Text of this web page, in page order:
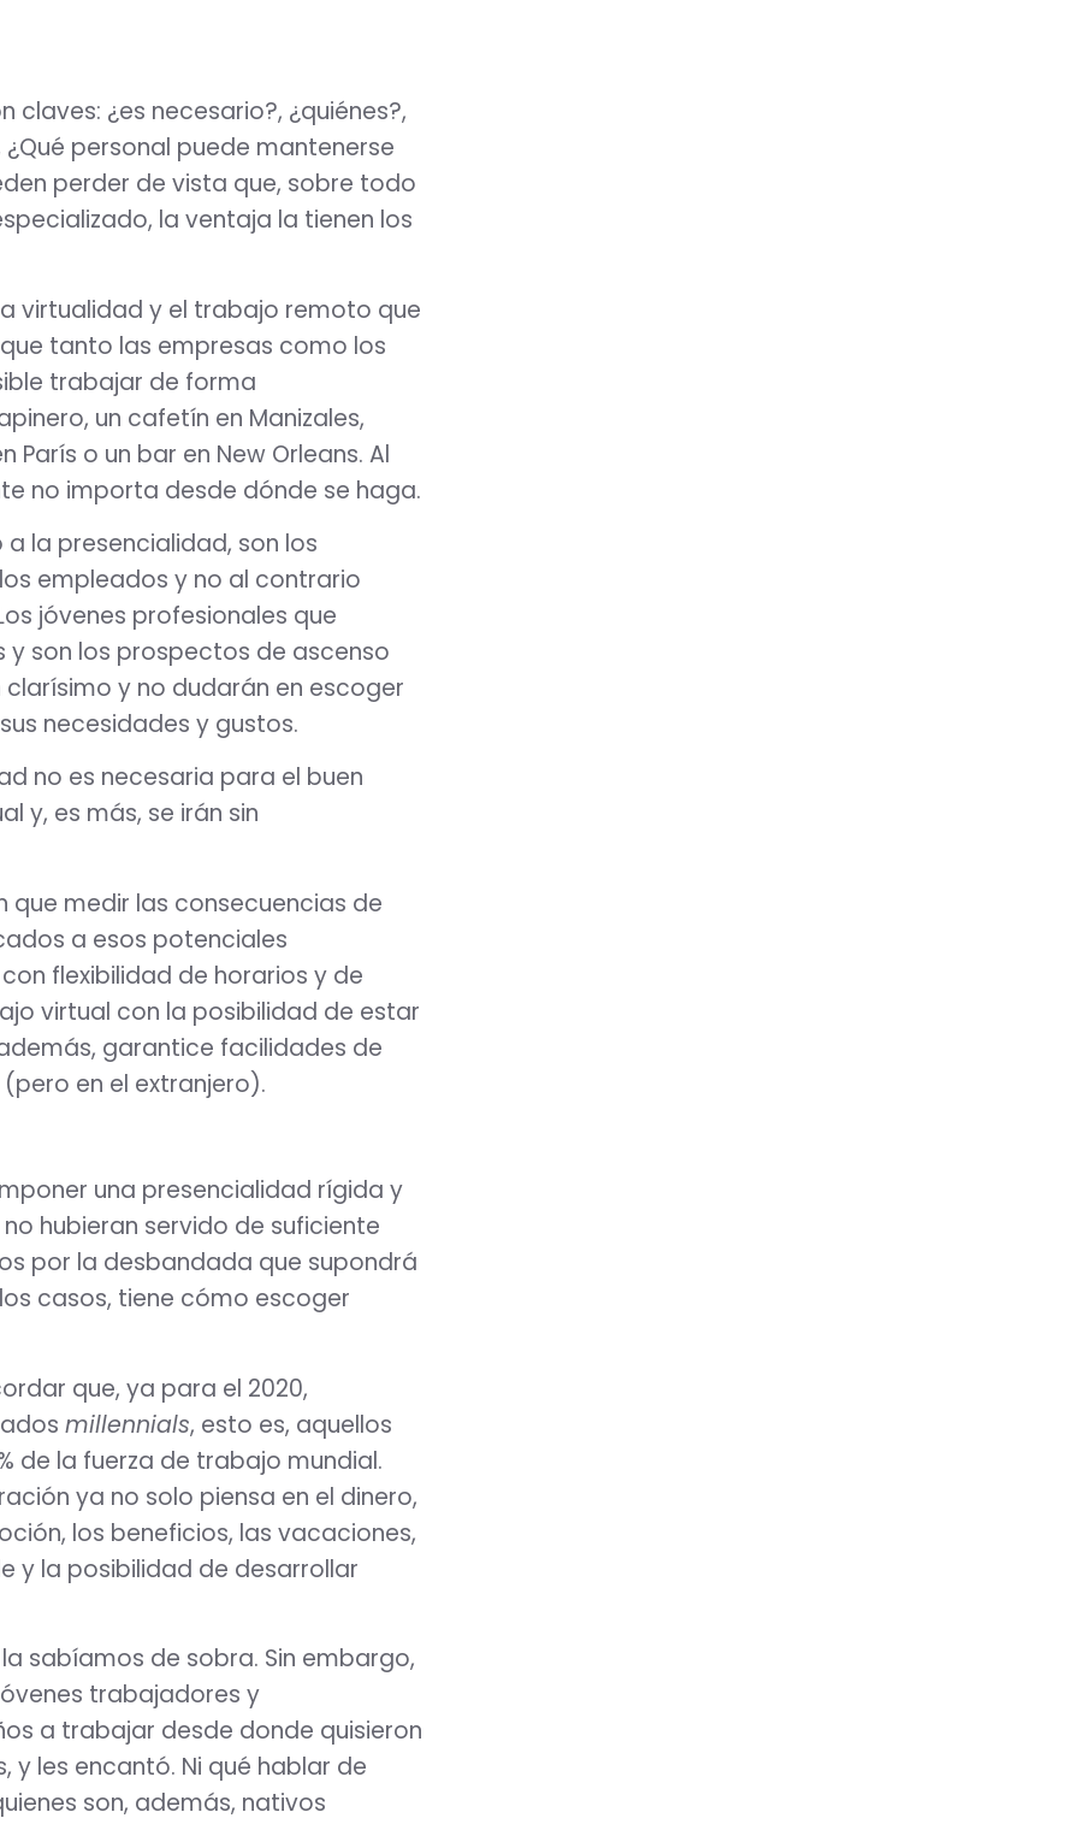
claves: ¿es necesario?, ¿quiénes?,
personal puede mantenerse
perder de vista que, sobre todo
la ventaja la tienen los
virtualidad y el trabajo remoto que
tanto las empresas como los
trabajar de forma
un cafetín en Manizales,
o un bar en New Orleans. Al
no importa desde dónde se haga.
la presencialidad, son los
empleados y no al contrario
jóvenes profesionales que
son los prospectos de ascenso
y no dudarán en escoger
necesidades y gustos.
no es necesaria para el buen
y, es más, se irán sin
que medir las consecuencias de
a esos potenciales
flexibilidad de horarios y de
virtual con la posibilidad de estar
garantice facilidades de
en el extranjero).
una presencialidad rígida y
hubieran servido de suficiente
por la desbandada que supondrá
casos, tiene cómo escoger
que, ya para el 2020,
millennials, esto es, aquellos
de la fuerza de trabajo mundial.
ya no solo piensa en el dinero,
los beneficios, las vacaciones,
y la posibilidad de desarrollar
sabíamos de sobra. Sin embargo,
trabajadores y
a trabajar desde donde quisieron
y les encantó. Ni qué hablar de
son, además, nativos